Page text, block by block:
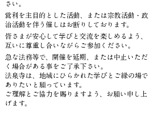
さい。
営利を主目的とした活動、または宗教活動・政
治活動を伴う催しはお断りしております。
皆さまが安心して学びと交流を楽しめるよう、
互いに尊重し合いながらご参加ください。
​急な法務等で、開催を延期、または中止いただ
く場合がある事をご了承下さい。
法泉寺は、地域にひらかれた学びとご縁の場で
ありたいと願っています。
ご理解とご協力を賜りますよう、お願い申し上
げます。